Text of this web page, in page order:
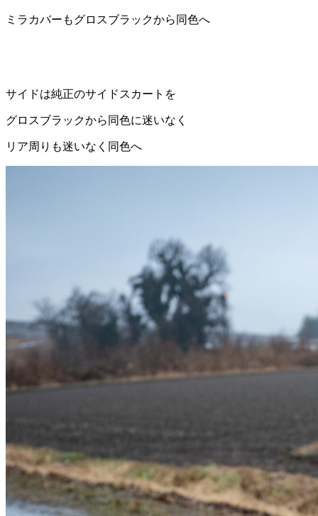
ミラカバーもグロスブラックから同色へ
サイドは純正のサイドスカートを
グロスブラックから同色に迷いなく
リア周りも迷いなく同色へ